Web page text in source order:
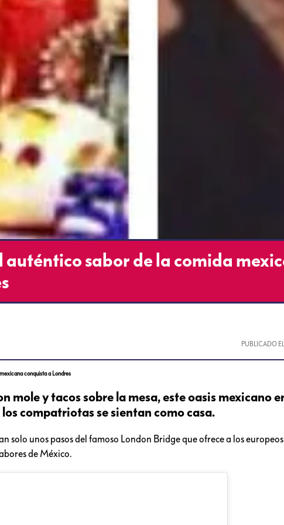
auténtico sabor de la comida
PUBLICADO
conquista a Londres
mole y tacos sobre la mesa, este oasis mexicano
compatriotas se sientan como casa.
solo unos pasos del famoso London Bridge que ofrece a los
de México.